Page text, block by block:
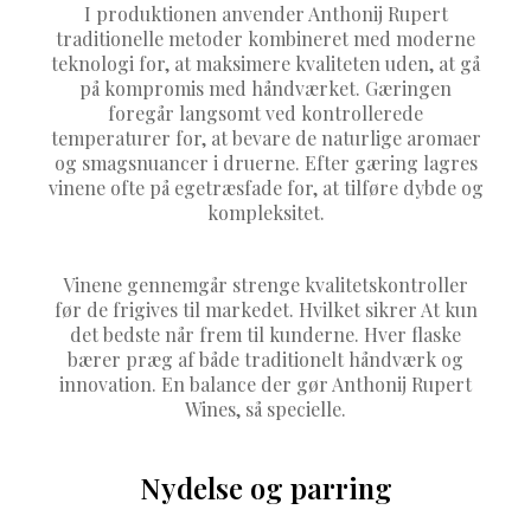
I produktionen anvender Anthonij Rupert
traditionelle metoder kombineret med moderne
teknologi for, at maksimere kvaliteten uden, at gå
på kompromis med håndværket. Gæringen
foregår langsomt ved kontrollerede
temperaturer for, at bevare de naturlige aromaer
og smagsnuancer i druerne. Efter gæring lagres
vinene ofte på egetræsfade for, at tilføre dybde og
kompleksitet.
Vinene gennemgår strenge kvalitetskontroller
før de frigives til markedet. Hvilket sikrer At kun
det bedste når frem til kunderne. Hver flaske
bærer præg af både traditionelt håndværk og
innovation. En balance der gør Anthonij Rupert
Wines, så specielle.
Nydelse og parring